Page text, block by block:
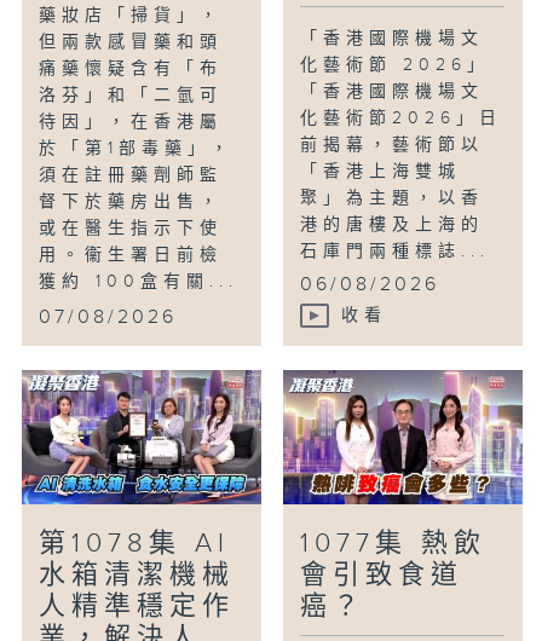
藥妝店「掃貨」，
但兩款感冒藥和頭
痛藥懷疑含有「布
洛芬」和「二氫可
待因」，在香港屬
於「第1部毒藥」，
須在註冊藥劑師監
督下於藥房出售，
或在醫生指示下使
用。衞生署日前檢
獲約 100盒有關...
07/08/2026
「香港國際機場文
化藝術節 2026」
「香港國際機場文
化藝術節2026」日
前揭幕，藝術節以
「香港上海雙城
聚」為主題，以香
港的唐樓及上海的
石庫門兩種標誌...
06/08/2026
收看
第1078集 AI
水箱清潔機械
人精準穩定作
1077集 熱飲
會引致食道
癌？